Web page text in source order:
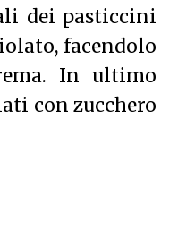
dei pasticcini
facendolo
In ultimo
con zucchero